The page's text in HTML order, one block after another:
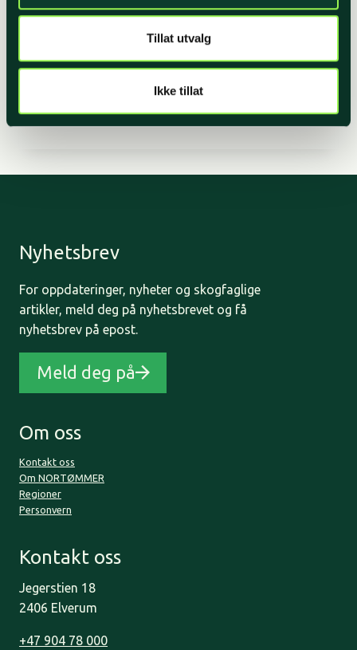
Tillat utvalg
Ikke tillat
Mariann Myklebust
MARIANN
Nyhetsbrev
For oppdateringer, nyheter og skogfaglige
artikler, meld deg på nyhetsbrevet og få
nyhetsbrev på epost.
Meld deg på
Om oss
Kontakt oss
Om NORTØMMER
Regioner
Personvern
Kontakt oss
Jegerstien 18
2406 Elverum
+47 904 78 000